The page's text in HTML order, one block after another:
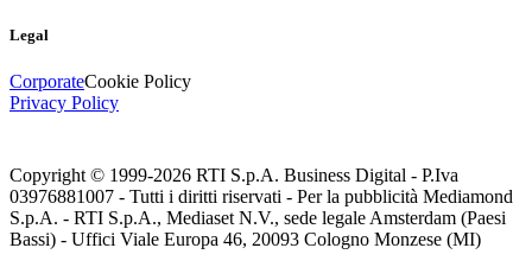
Legal
CorporateCookie Policy
Privacy Policy
Copyright © 1999-2026 RTI S.p.A. Business Digital - P.Iva
03976881007 - Tutti i diritti riservati - Per la pubblicità Mediamond
S.p.A. - RTI S.p.A., Mediaset N.V., sede legale Amsterdam (Paesi
Bassi) - Uffici Viale Europa 46, 20093 Cologno Monzese (MI)